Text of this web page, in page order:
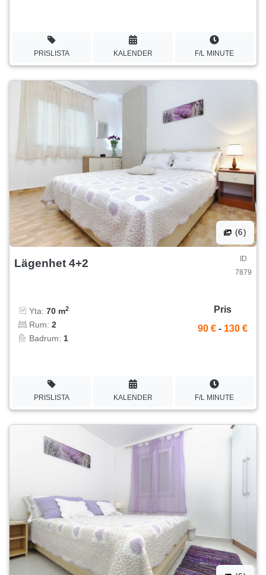
PRISLISTA KALENDER F/L MINUTE
(6)
Lägenhet 4+2
ID
7879
Yta: 70 m2
Rum: 2
Badrum: 1
Pris
90 € - 130 €
PRISLISTA KALENDER F/L MINUTE